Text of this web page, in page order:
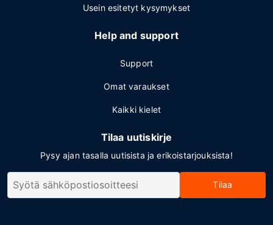
Usein esitetyt kysymykset
Help and support
Support
Omat varaukset
Kaikki kielet
Tilaa uutiskirje
Pysy ajan tasalla uutisista ja erikoistarjouksista!
Tilaa